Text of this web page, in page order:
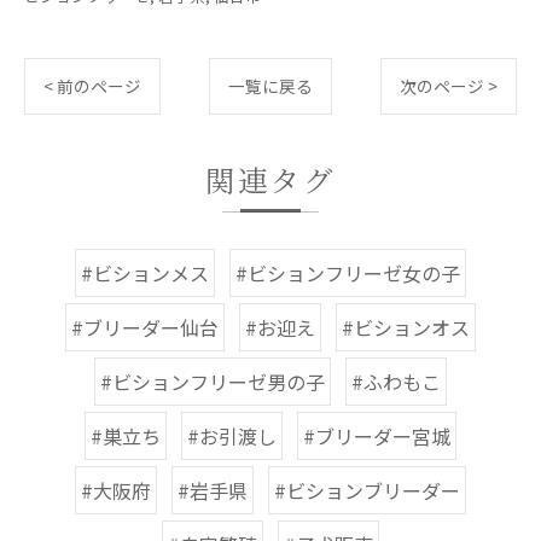
< 前のページ 一覧に戻る 次のページ >
関連タグ
#ビションメス
#ビションフリーゼ女の子
#ブリーダー仙台
#お迎え
#ビションオス
#ビションフリーゼ男の子
#ふわもこ
#巣立ち
#お引渡し
#ブリーダー宮城
#大阪府
#岩手県
#ビションブリーダー